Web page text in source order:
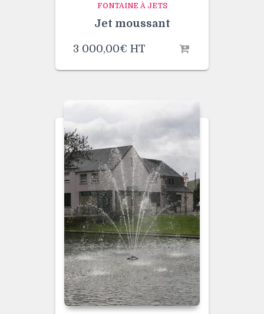
FONTAINE À JETS
Jet moussant
3 000,00€ HT